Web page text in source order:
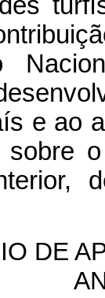
e ao
sobre
DE